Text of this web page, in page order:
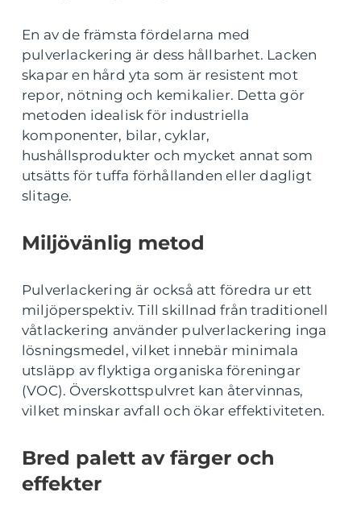
En av de främsta fördelarna med
pulverlackering är dess hållbarhet. Lacken
skapar en hård yta som är resistent mot
repor, nötning och kemikalier. Detta gör
metoden idealisk för industriella
komponenter, bilar, cyklar,
hushållsprodukter och mycket annat som
utsätts för tuffa förhållanden eller dagligt
slitage.
Miljövänlig metod
Pulverlackering är också att föredra ur ett
miljöperspektiv. Till skillnad från traditionell
våtlackering använder pulverlackering inga
lösningsmedel, vilket innebär minimala
utsläpp av flyktiga organiska föreningar
(VOC). Överskottspulvret kan återvinnas,
vilket minskar avfall och ökar effektiviteten.
Bred palett av färger och
effekter